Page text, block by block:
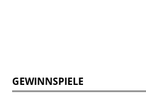
GEWINNSPIELE